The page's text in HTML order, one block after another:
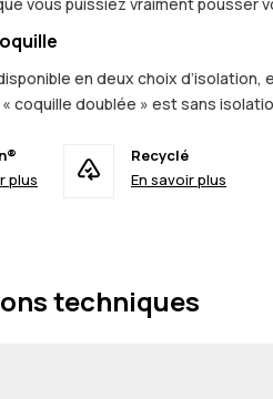
en deux choix
coquille doublée » est sans
plus
Recyclé
En savoir plus
techniques